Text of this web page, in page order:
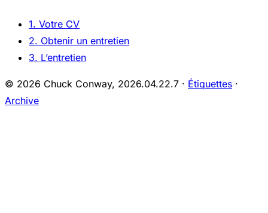
1. Votre CV
2. Obtenir un entretien
3. L’entretien
© 2026 Chuck Conway, 2026.04.22.7 · Étiquettes ·
Archive